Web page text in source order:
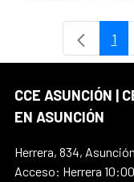
1
CCE ASUNCIÓN |
EN ASUNCIÓN
Herrera, 834,
Acceso: Herrera